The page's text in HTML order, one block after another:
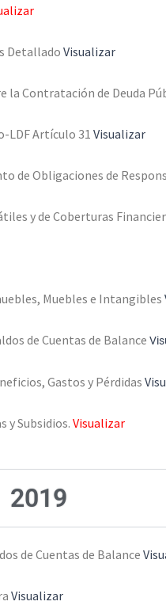
Detallado Visualizar
Contratación de Deuda
LDF Artículo 31Visualizar
de Obligaciones de
y de Coberturas
Muebles e Intangibles
de Cuentas de Balance
Gastos y Pérdidas
y Subsidios. Visualizar
2019
de Cuentas de Balance
Visualizar